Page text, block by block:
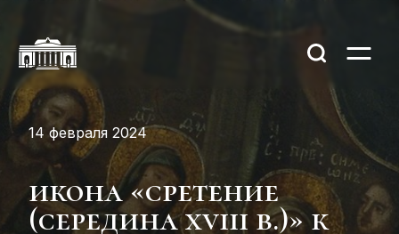
14 февраля 2024
икона «сретение
(середина xviii в.)» к